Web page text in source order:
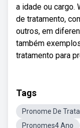
a idade ou cargo.
de tratamento,
outros, em
também
tratamento para
Tags
Pronome De
Pronomes4 Ano